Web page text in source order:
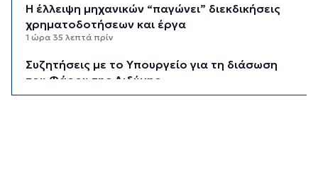
Η έλλειψη μηχανικών “παγώνει” διεκδικήσεις
χρηματοδοτήσεων και έργα
1 ώρα 35 λεπτά πρίν
Συζητήσεις με το Υπουργείο για τη διάσωση
του Φάρου της Διδύμης
1 ώρα 40 λεπτά πρίν